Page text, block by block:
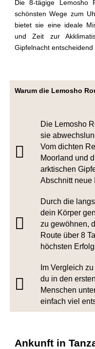
Die 8-tägige Lemosho
schönsten Wege zum
bietet sie eineideale
und Zeit zur
Gipfelnacht entscheidend
Warum die Lemosho
Die Lemosho
sie
Vom dichten
Moorland und
arktischen
Abschnitt neue
Durch die
dein Körper
zu gewöhnen,
Route über 8
höchsten
Im Vergleich
du in den
Menschen
einfach viel
Ankunft in